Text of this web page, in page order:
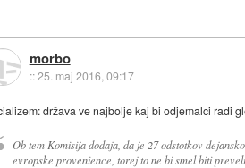
morbo
::25. maj 2016, 09:17
država ve najbolje kaj bi odjemalci radi
Ob tem Komisija dodaja, da je 27 odstotkov
evropske provenience, torej to ne bi smel biti